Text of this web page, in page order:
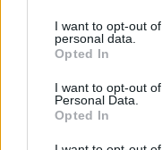
not limited to your visit
grant or deny consent
use your data for
consent section.
I want to opt-out
personal data.
Opted In
I want to opt-out
Personal Data.
Opted In